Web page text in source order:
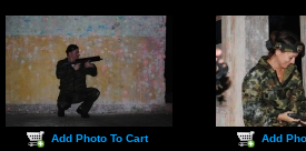
Add Photo To Cart Add